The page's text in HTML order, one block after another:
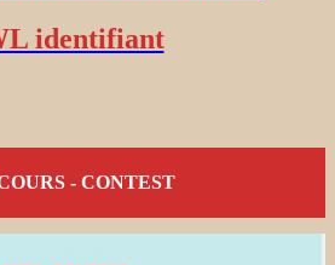
identifiant
- CONTEST